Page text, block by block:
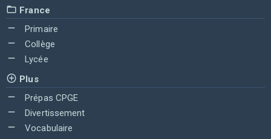
France
Primaire
Collège
Lycée
Plus
Prépas CPGE
Divertissement
Vocabulaire